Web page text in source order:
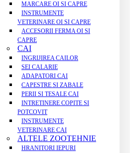
MARCARE OI SI CAPRE
INSTRUMENTE
VETERINARE OI SI CAPRE
ACCESORII FERMA OI SI
CAPRE
CAI
INGRIJIREA CAILOR
SEI CALARIE
ADAPATORI CAI
CAPESTRE SI ZABALE
PERII SI TESALE CAI
INTRETINERE COPITE SI
POTCOVIT
INSTRUMENTE
VETERINARE CAI
ALTELE ZOOTEHNIE
HRANITORI IEPURI